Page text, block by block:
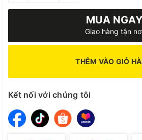
MUA NGAY
Giao hàng tận
THÊM VÀO GIỎ
Kết nối với chúng tôi